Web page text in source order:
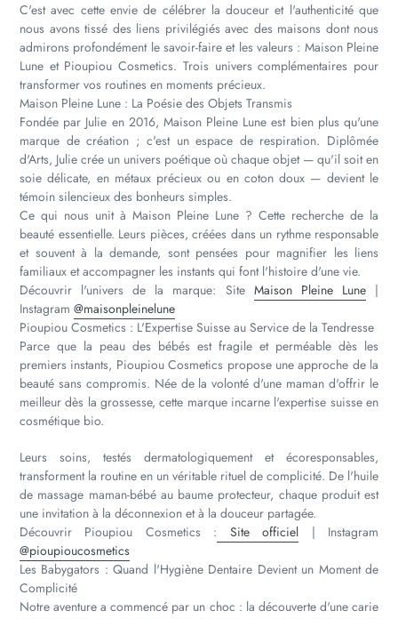
C'est avec cette envie de célébrer la douceur et l'authenticité que
nous avons tissé des liens privilégiés avec des maisons dont nous
admirons profondément le savoir-faire et les valeurs : Maison Pleine
Lune et Pioupiou Cosmetics. Trois univers complémentaires pour
transformer vos routines en moments précieux.
Maison Pleine Lune : La Poésie des Objets Transmis
Fondée par Julie en 2016, Maison Pleine Lune est bien plus qu'une
marque de création ; c'est un espace de respiration. Diplômée
d'Arts, Julie crée un univers poétique où chaque objet — qu'il soit en
soie délicate, en métaux précieux ou en coton doux — devient le
témoin silencieux des bonheurs simples.
Ce qui nous unit à Maison Pleine Lune ? Cette recherche de la
beauté essentielle. Leurs pièces, créées dans un rythme responsable
et souvent à la demande, sont pensées pour magnifier les liens
familiaux et accompagner les instants qui font l'histoire d'une vie.
Découvrir l'univers de la marque: Site Maison Pleine Lune|
Instagram @maisonpleinelune
Pioupiou Cosmetics : L'Expertise Suisse au Service de la Tendresse
Parce que la peau des bébés est fragile et perméable dès les
premiers instants, Pioupiou Cosmetics propose une approche de la
beauté sans compromis. Née de la volonté d'une maman d'offrir le
meilleur dès la grossesse, cette marque incarne l'expertise suisse en
cosmétique bio.
Leurs soins, testés dermatologiquement et écoresponsables,
transforment la routine en un véritable rituel de complicité. De l'huile
de massage maman-bébé au baume protecteur, chaque produit est
une invitation à la déconnexion et à la douceur partagée.
Découvrir Pioupiou Cosmetics : Site officiel | Instagram
@pioupioucosmetics
Les Babygators : Quand l'Hygiène Dentaire Devient un Moment de
Complicité
Notre aventure a commencé par un choc : la découverte d'une carie